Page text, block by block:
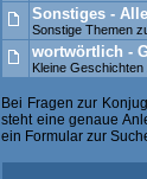
Sonstiges -
Sonstige Themen
wortwörtlich -
Kleine
Bei Fragen zur
steht eine genaue
ein Formular zur